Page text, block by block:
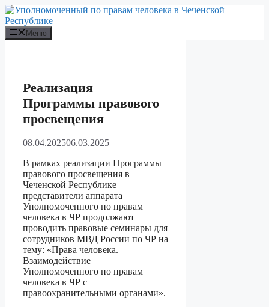
Перейти
к
содержимому
Меню
Реализация
Программы правового
просвещения
08.04.202506.03.2025
В рамках реализации Программы
правового просвещения в
Чеченской Республике
представители аппарата
Уполномоченного по правам
человека в ЧР продолжают
проводить правовые семинары для
сотрудников МВД России по ЧР на
тему: «Права человека.
Взаимодействие
Уполномоченного по правам
человека в ЧР с
правоохранительными органами».